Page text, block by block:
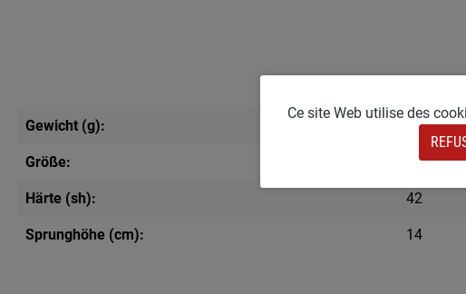
Gewicht (g): 65
Größe: medium
Härte (sh): 42
Sprunghöhe (cm): 14
Ce site Web utilise des